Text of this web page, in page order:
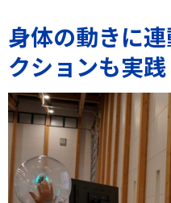
身体の動きに
クションも実践